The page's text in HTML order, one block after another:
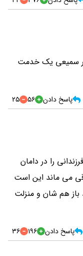
سمیعی یک خدمت
پاسخ دادن 56
25
را در دامان
می ماند این است
باز هم شان و منزلت
پاسخ دادن 196
36